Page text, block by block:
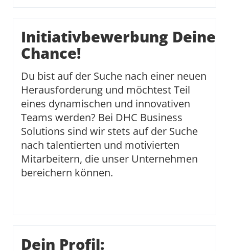
Initiativbewerbung Deine
Chance!
Du bist auf der Suche nach einer neuen
Herausforderung und möchtest Teil
eines dynamischen und innovativen
Teams werden? Bei DHC Business
Solutions sind wir stets auf der Suche
nach talentierten und motivierten
Mitarbeitern, die unser Unternehmen
bereichern können.
Dein Profil: